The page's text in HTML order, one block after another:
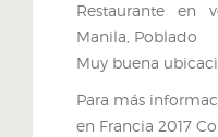
Restaurante en
Manila, Poblado
Muy buena
Para más
en Francia 2017